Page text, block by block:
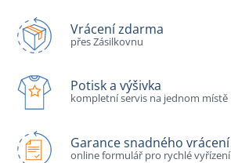
Vrácení zdarma
přes Zásilkovnu
Potisk a výšivka
kompletní servis na jednom místě
Garance snadného vrácení
online formulář pro rychlé vyřízení